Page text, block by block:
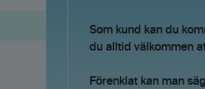
Som kund kan du
du alltid välkommen
Förenklat kan man